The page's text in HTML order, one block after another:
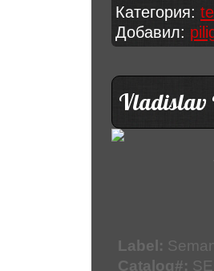
Категория:
Добавил:
Vladislav
Label:
Catalog#: